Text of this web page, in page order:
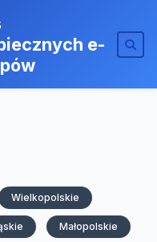
e-
Wielkopolskie
Małopolskie